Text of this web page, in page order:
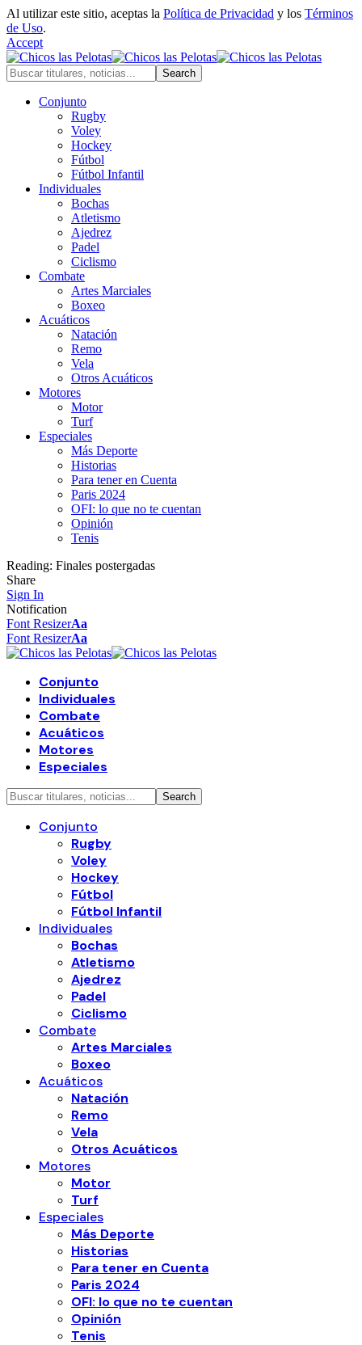
Al utilizar este sitio, aceptas la Política de Privacidad y los Términos
de Uso.
Accept
Conjunto
Rugby
Voley
Hockey
Fútbol
Fútbol Infantil
Individuales
Bochas
Atletismo
Ajedrez
Padel
Ciclismo
Combate
Artes Marciales
Boxeo
Acuáticos
Natación
Remo
Vela
Otros Acuáticos
Motores
Motor
Turf
Especiales
Más Deporte
Historias
Para tener en Cuenta
Paris 2024
OFI: lo que no te cuentan
Opinión
Tenis
Reading: Finales postergadas
Share
Sign In
Notification
Font ResizerAa
Font ResizerAa
Conjunto
Individuales
Combate
Acuáticos
Motores
Especiales
Conjunto
Rugby
Voley
Hockey
Fútbol
Fútbol Infantil
Individuales
Bochas
Atletismo
Ajedrez
Padel
Ciclismo
Combate
Artes Marciales
Boxeo
Acuáticos
Natación
Remo
Vela
Otros Acuáticos
Motores
Motor
Turf
Especiales
Más Deporte
Historias
Para tener en Cuenta
Paris 2024
OFI: lo que no te cuentan
Opinión
Tenis